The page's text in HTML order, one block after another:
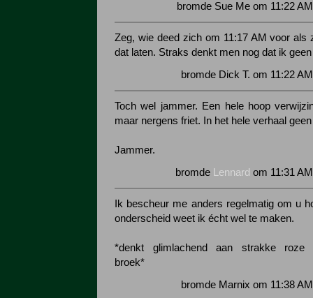
bromde Sue Me om 11:22
Zeg, wie deed zich om 11:17 AM voor als
dat laten. Straks denkt men nog dat ik
bromde Dick T. om 11:22
Toch wel jammer. Een hele hoop
maar nergens friet. In het hele verhaal
Jammer.
bromde
Lennard om 11:31
Ik bescheur me anders regelmatig om u
onderscheid weet ik écht wel te maken.
*denkt glimlachend aan strakke roze
broek*
bromde Marnix om 11:38